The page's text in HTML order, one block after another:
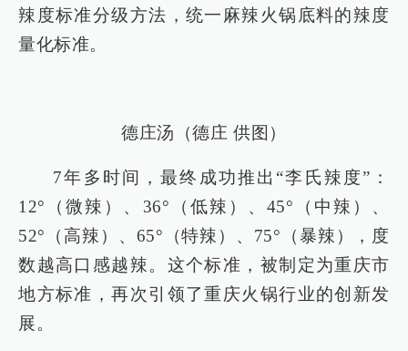
辣度标准分级方法，统一麻辣火锅底料的辣度
量化标准。
德庄汤（德庄 供图）
7年多时间，最终成功推出“李氏辣度”：
12°（微辣）、36°（低辣）、45°（中辣）、
52°（高辣）、65°（特辣）、75°（暴辣），度
数越高口感越辣。这个标准，被制定为重庆市
地方标准，再次引领了重庆火锅行业的创新发
展。